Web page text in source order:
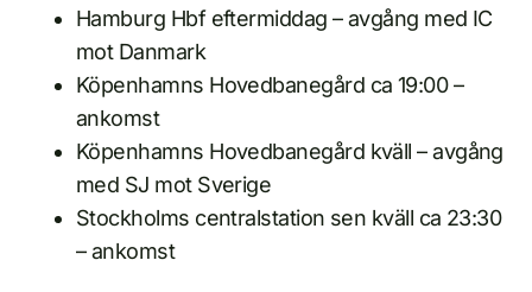
Hamburg Hbf eftermiddag – avgång med IC
mot Danmark
Köpenhamns Hovedbanegård ca 19:00 –
ankomst
Köpenhamns Hovedbanegård kväll – avgång
med SJ mot Sverige
Stockholms centralstation sen kväll ca 23:30
– ankomst